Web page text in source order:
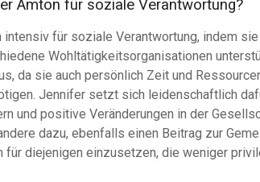
Amton für soziale Verantwortung?
für soziale Verantwortung, indem
Wohltätigkeitsorganisationen
da sie auch persönlich Zeit und
Jennifer setzt sich leidenschaftlich
und positive Veränderungen in der
dazu, ebenfalls einen Beitrag zur
diejenigen einzusetzen, die weniger